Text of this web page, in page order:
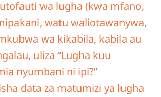
wa lugha (kwa mfano,
watu waliotawanywa,
wa kikabila, kabila au
uliza “Lugha kuu
nyumbani ni ipi?”
data za matumizi ya lugha